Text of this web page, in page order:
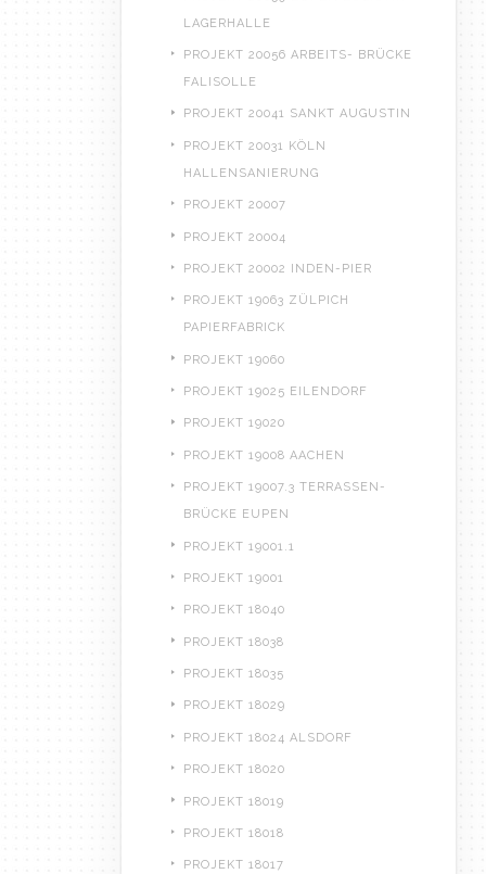
LAGERHALLE
PROJEKT 20056 ARBEITS- BRÜCKE
FALISOLLE
PROJEKT 20041 SANKT AUGUSTIN
PROJEKT 20031 KÖLN
HALLENSANIERUNG
PROJEKT 20007
PROJEKT 20004
PROJEKT 20002 INDEN-PIER
PROJEKT 19063 ZÜLPICH
PAPIERFABRICK
PROJEKT 19060
PROJEKT 19025 EILENDORF
PROJEKT 19020
PROJEKT 19008 AACHEN
PROJEKT 19007.3 TERRASSEN-
BRÜCKE EUPEN
PROJEKT 19001.1
PROJEKT 19001
PROJEKT 18040
PROJEKT 18038
PROJEKT 18035
PROJEKT 18029
PROJEKT 18024 ALSDORF
PROJEKT 18020
PROJEKT 18019
PROJEKT 18018
PROJEKT 18017